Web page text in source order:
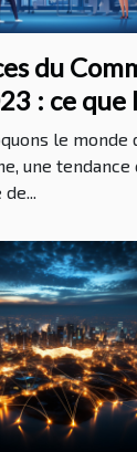
du
: ce que
le monde
une tendance